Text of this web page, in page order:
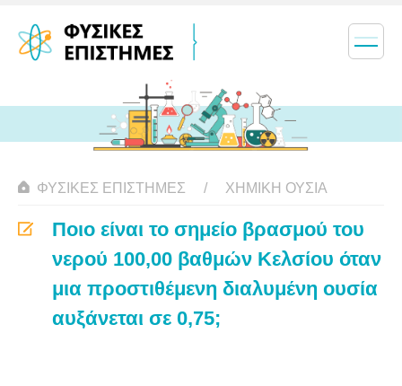
ΦΥΣΙΚΈΣ ΕΠΙΣΤΉΜΕΣ ΧΗΜΙΚΉ ΟΥΣΊΑ
Ποιο είναι το σημείο βρασμού του
νερού 100,00 βαθμών Κελσίου όταν
μια προστιθέμενη διαλυμένη ουσία
αυξάνεται σε 0,75;